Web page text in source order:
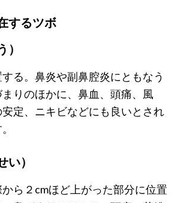
するツボ
る。鼻炎や副鼻腔炎にともなう
りのほかに、鼻血、頭痛、風
定、ニキビなどにも良いとされ
）
ら２cmほど上がった部分に位置